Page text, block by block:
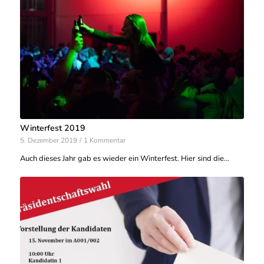
Winterfest 2019
5. Dezember 2019 / 1 Kommentar
Auch dieses Jahr gab es wieder ein Winterfest. Hier sind die…